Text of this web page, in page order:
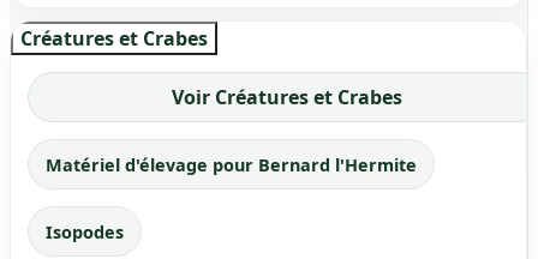
Créatures et Crabes
Voir Créatures et Crabes
Matériel d'élevage pour Bernard l'Hermite
Isopodes